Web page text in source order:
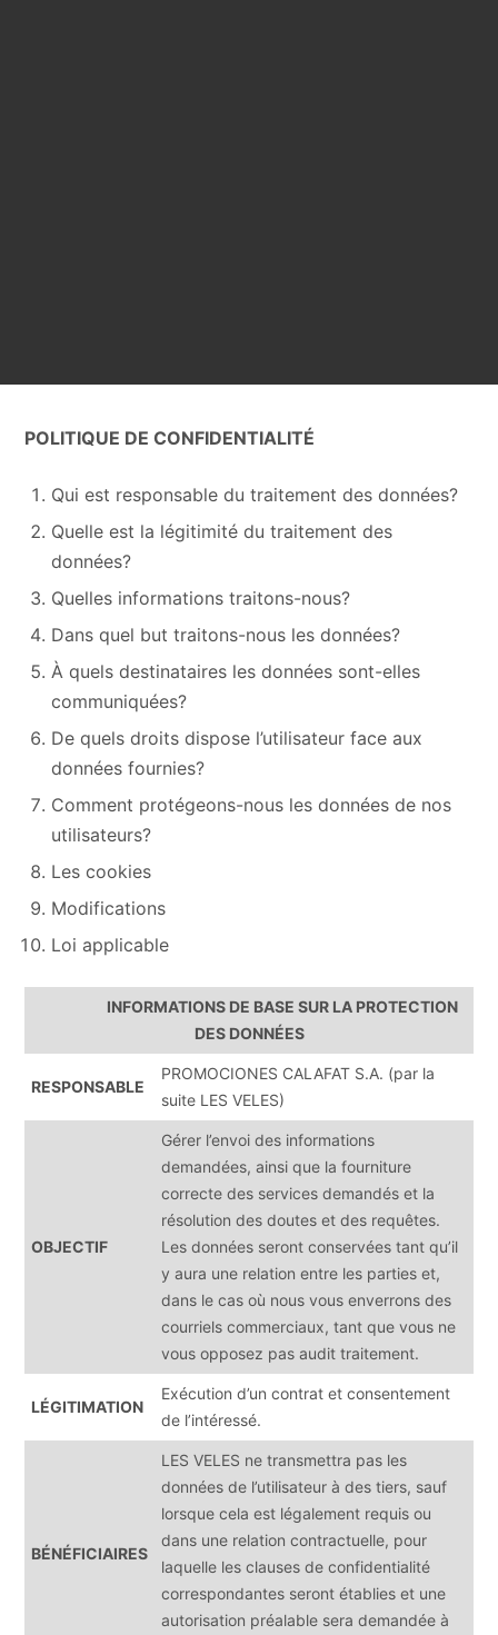
POLITIQUE DE CONFIDENTIALITÉ
Qui est responsable du traitement des données?
Quelle est la légitimité du traitement des
données?
Quelles informations traitons-nous?
Dans quel but traitons-nous les données?
À quels destinataires les données sont-elles
communiquées?
De quels droits dispose l’utilisateur face aux
données fournies?
Comment protégeons-nous les données de nos
utilisateurs?
Les cookies
Modifications
Loi applicable
INFORMATIONS DE BASE SUR LA PROTECTION
DES DONNÉES
RESPONSABLE
PROMOCIONES CALAFAT S.A. (par la
suite LES VELES)
OBJECTIF
Gérer l’envoi des informations
demandées, ainsi que la fourniture
correcte des services demandés et la
résolution des doutes et des requêtes.
Les données seront conservées tant qu’il
y aura une relation entre les parties et,
dans le cas où nous vous enverrons des
courriels commerciaux, tant que vous ne
vous opposez pas audit traitement.
LÉGITIMATION
Exécution d’un contrat et consentement
de l’intéressé.
BÉNÉFICIAIRES
LES VELES ne transmettra pas les
données de l’utilisateur à des tiers, sauf
lorsque cela est légalement requis ou
dans une relation contractuelle, pour
laquelle les clauses de confidentialité
correspondantes seront établies et une
autorisation préalable sera demandée à